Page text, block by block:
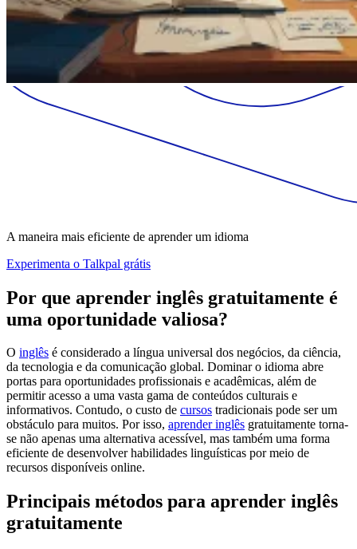
A maneira mais eficiente de aprender um idioma
Experimenta o Talkpal grátis
Por que aprender inglês gratuitamente é
uma oportunidade valiosa?
O inglês é considerado a língua universal dos negócios, da ciência,
da tecnologia e da comunicação global. Dominar o idioma abre
portas para oportunidades profissionais e acadêmicas, além de
permitir acesso a uma vasta gama de conteúdos culturais e
informativos. Contudo, o custo de cursos tradicionais pode ser um
obstáculo para muitos. Por isso, aprender inglês gratuitamente torna-
se não apenas uma alternativa acessível, mas também uma forma
eficiente de desenvolver habilidades linguísticas por meio de
recursos disponíveis online.
Principais métodos para aprender inglês
gratuitamente